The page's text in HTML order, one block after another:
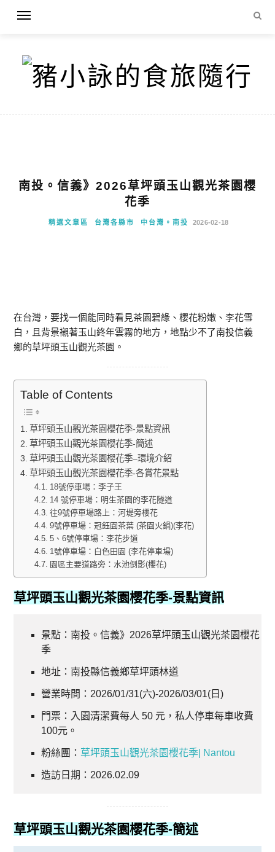
南投。信義》2026草坪頭玉山觀光茶園櫻
花季
精選文章區 台灣各縣市 中台灣。南投 2026-02-18
在台灣，要找一個能同時看見茶園碧綠、櫻花粉嫩、李花雪
白，且背景襯著玉山終年雲霧的地方，地點少不了南投信義
鄉的草坪頭玉山觀光茶園。
Table of Contents
草坪頭玉山觀光茶園櫻花季-景點資訊
草坪頭玉山觀光茶園櫻花季-簡述
草坪頭玉山觀光茶園櫻花季–環境介紹
草坪頭玉山觀光茶園櫻花季-各賞花景點
18號停車場：李子王
14 號停車場：明生茶園的李花隧道
往9號停車場路上：河堤旁櫻花
9號停車場：冠鈺園茶葉 (茶園火鍋)(李花)
5、6號停車場：李花步道
1號停車場：白色田園 (李花停車場)
園區主要道路旁：水池倒影(櫻花)
草坪頭玉山觀光茶園櫻花季-景點資訊
景點：南投。信義》2026草坪頭玉山觀光茶園櫻花
季
地址：南投縣信義鄉草坪頭林道
營業時間：2026/01/31(六)-2026/03/01(日)
門票：入園清潔費每人 50 元，私人停車每車收費
100元。
粉絲團： 草坪頭玉山觀光茶園櫻花季| Nantou
造訪日期：2026.02.09
草坪頭玉山觀光茶園櫻花季-簡述